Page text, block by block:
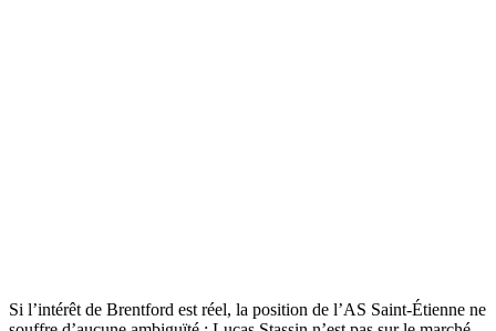
Si l’intérêt de Brentford est réel, la position de l’AS Saint-Étienne ne